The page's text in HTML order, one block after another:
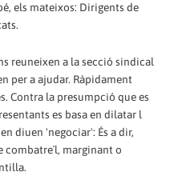
els mateixos: Dirigents de
reuneixen a la secció sindical
per a ajudar. Ràpidament
Contra la presumpció que es
es basa en dilatar l
diuen 'negociar': És a dir,
combatre´l, marginant o